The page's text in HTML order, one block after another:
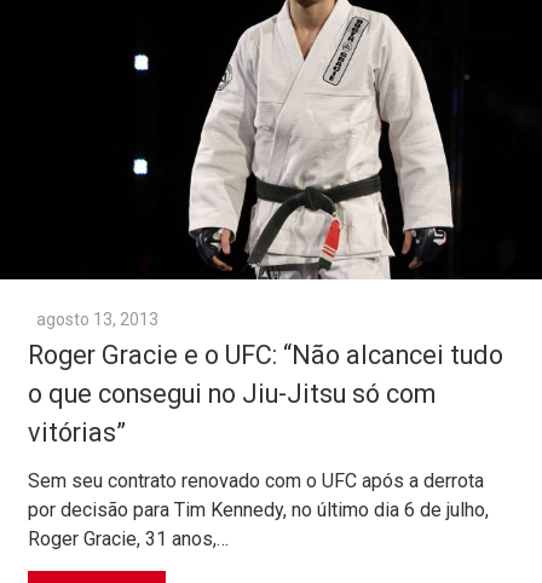
agosto 13, 2013
Roger Gracie e o UFC: “Não alcancei tudo
o que consegui no Jiu-Jitsu só com
vitórias”
Sem seu contrato renovado com o UFC após a derrota
por decisão para Tim Kennedy, no último dia 6 de julho,
Roger Gracie, 31 anos,…